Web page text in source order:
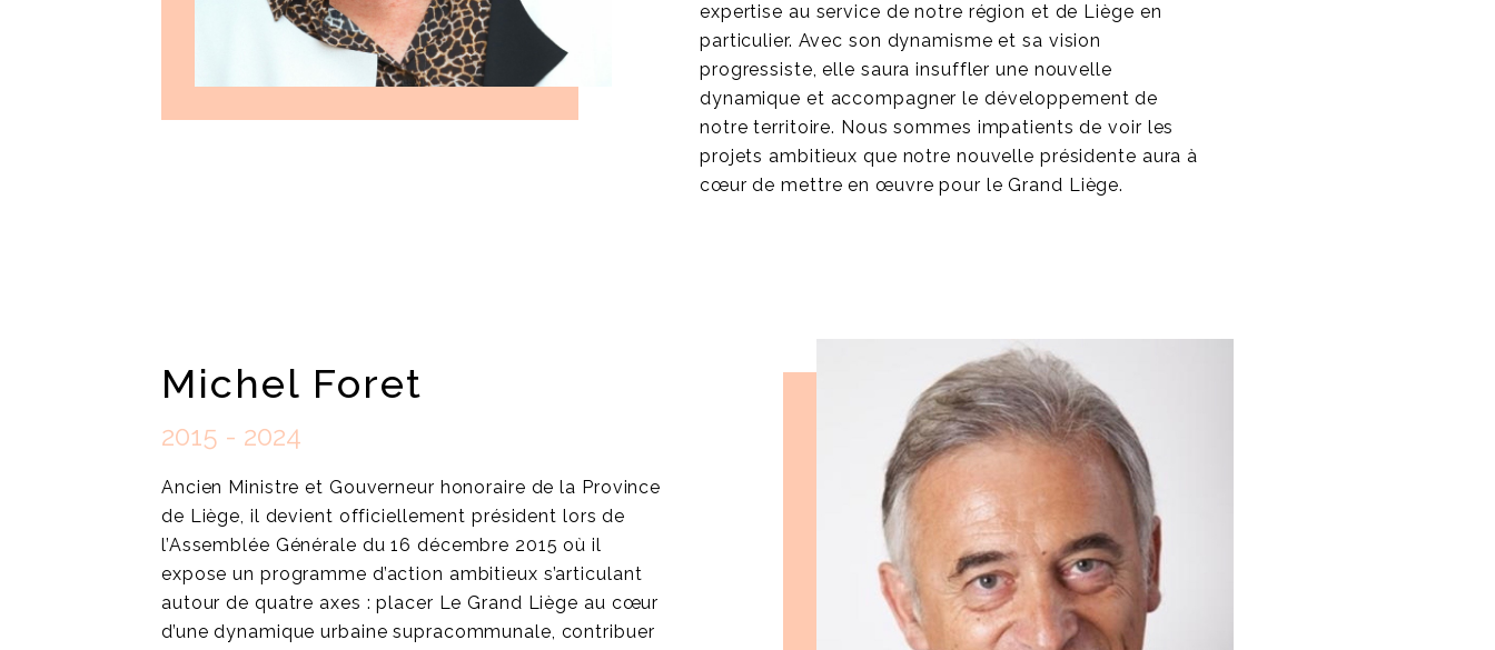
expertise au service de notre région et de Liège en
particulier. Avec son dynamisme et sa vision
progressiste, elle saura insuffler une nouvelle
dynamique et accompagner le développement de
notre territoire. Nous sommes impatients de voir les
projets ambitieux que notre nouvelle présidente aura à
cœur de mettre en œuvre pour le Grand Liège.
Michel Foret
2015 - 2024
Ancien Ministre et Gouverneur honoraire de la Province
de Liège, il devient officiellement président lors de
l’Assemblée Générale du 16 décembre 2015 où il
expose un programme d’action ambitieux s’articulant
autour de quatre axes : placer Le Grand Liège au cœur
d’une dynamique urbaine supracommunale, contribuer